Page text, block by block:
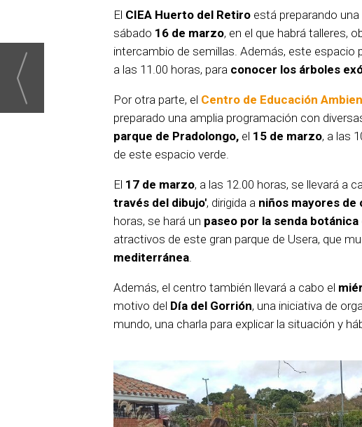
El CIEA Huerto del Retiro está preparando
sábado 16 de marzo, en el que habrá talleres,
intercambio de semillas. Además, este espacio
a las 11.00 horas, para conocer los árboles
Por otra parte, el Centro de Educación
preparado una amplia programación con
parque de Pradolongo, el 15 de marzo, a las
de este espacio verde.
El 17 de marzo, a las 12.00 horas, se llevará a
través del dibujo', dirigida a niños mayores de
horas, se hará un paseo por la senda
atractivos de este gran parque de Usera, que
mediterránea.
Además, el centro también llevará a cabo el
motivo del Día del Gorrión, una iniciativa de
mundo, una charla para explicar la situación y